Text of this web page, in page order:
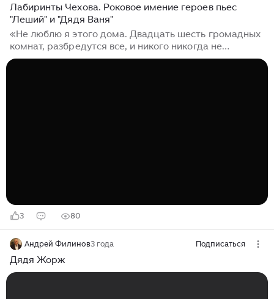
Лабиринты Чехова. Роковое имение героев пьес
"Леший" и "Дядя Ваня"
«Не люблю я этого дома. Двадцать шесть громадных
комнат, разбредутся все, и никого никогда не
найдешь…» Старинное имение, утопающее в зелени
3 80
Андрей Филинов3 года Подписаться
Дядя Жорж